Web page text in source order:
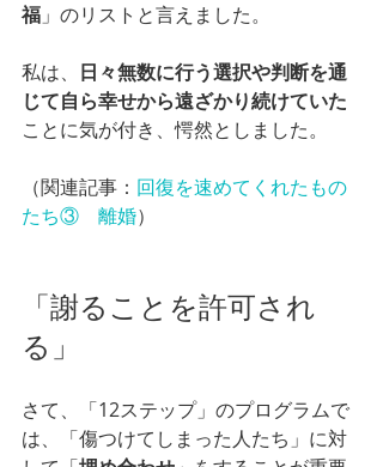
福 」のリストと言えました。
私は、 日々無数に行う選択や判断を通
じて自ら幸せから遠ざかり続けていた
ことに気が付き、愕然としました。
（関連記事： 回復を速めてくれたもの
たち③　離婚）
「謝ることを許可され
る」
さて、「12ステップ」のプログラムで
は、「傷つけてしまった人たち」に対